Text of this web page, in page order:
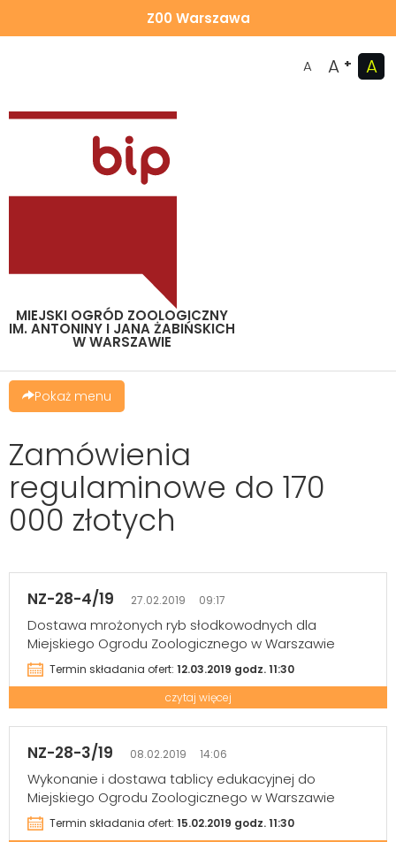
Z00 Warszawa
A A + A
MIEJSKI OGRÓD ZOOLOGICZNY
IM. ANTONINY I JANA ŻABIŃSKICH
W WARSZAWIE
Pokaż menu
Zamówienia
regulaminowe do 170
000 złotych
NZ-28-4/19 27.02.2019 09:17
Dostawa mrożonych ryb słodkowodnych dla
Miejskiego Ogrodu Zoologicznego w Warszawie
Termin składania ofert: 12.03.2019 godz. 11:30
czytaj więcej
NZ-28-3/19 08.02.2019 14:06
Wykonanie i dostawa tablicy edukacyjnej do
Miejskiego Ogrodu Zoologicznego w Warszawie
Termin składania ofert: 15.02.2019 godz. 11:30